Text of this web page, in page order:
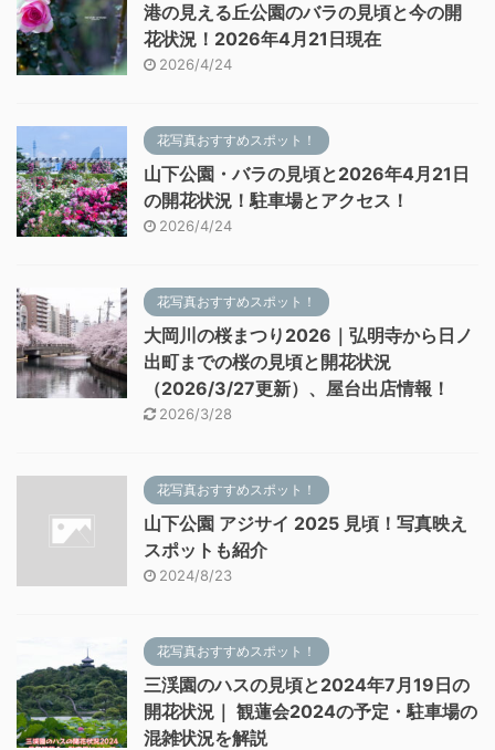
港の見える丘公園のバラの見頃と今の開
花状況！2026年4月21日現在
2026/4/24
花写真おすすめスポット！
山下公園・バラの見頃と2026年4月21日
の開花状況！駐車場とアクセス！
2026/4/24
花写真おすすめスポット！
大岡川の桜まつり2026｜弘明寺から日ノ
出町までの桜の見頃と開花状況
（2026/3/27更新）、屋台出店情報！
2026/3/28
花写真おすすめスポット！
山下公園 アジサイ 2025 見頃！写真映え
スポットも紹介
2024/8/23
花写真おすすめスポット！
三渓園のハスの見頃と2024年7月19日の
開花状況｜ 観蓮会2024の予定・駐車場の
混雑状況を解説